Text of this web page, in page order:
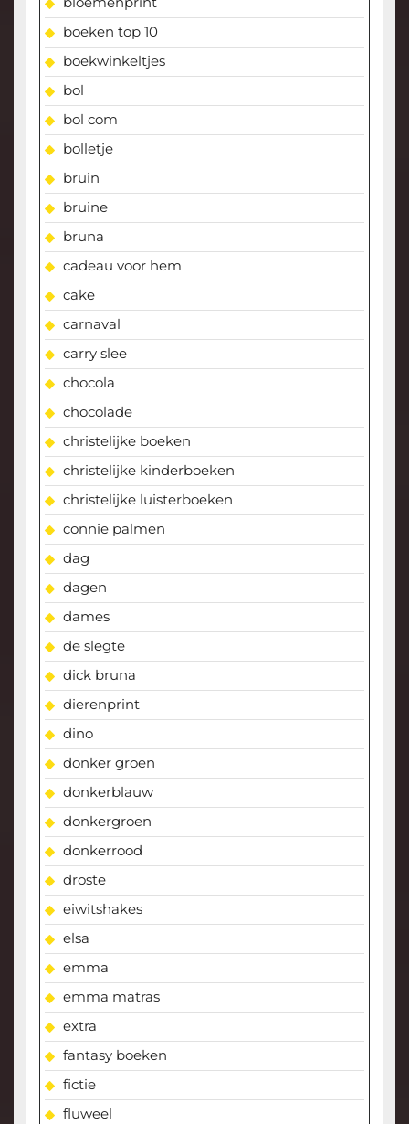
boeken top 10
boekwinkeltjes
bol
bol com
bolletje
bruin
bruine
bruna
cadeau voor hem
cake
carnaval
carry slee
chocola
chocolade
christelijke boeken
christelijke kinderboeken
christelijke luisterboeken
connie palmen
dag
dagen
dames
de slegte
dick bruna
dierenprint
dino
donker groen
donkerblauw
donkergroen
donkerrood
droste
eiwitshakes
elsa
emma
emma matras
extra
fantasy boeken
fictie
fluweel